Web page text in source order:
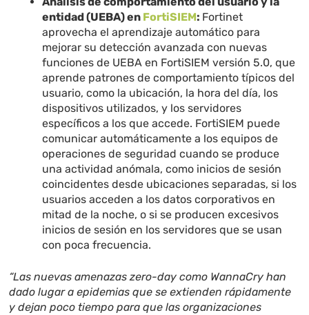
entidad (UEBA) en FortiSIEM: Fortinet
aprovecha el aprendizaje automático para
mejorar su detección avanzada con nuevas
funciones de UEBA en FortiSIEM versión 5.0, que
aprende patrones de comportamiento típicos del
usuario, como la ubicación, la hora del día, los
dispositivos utilizados, y los servidores
específicos a los que accede. FortiSIEM puede
comunicar automáticamente a los equipos de
operaciones de seguridad cuando se produce
una actividad anómala, como inicios de sesión
coincidentes desde ubicaciones separadas, si los
usuarios acceden a los datos corporativos en
mitad de la noche, o si se producen excesivos
inicios de sesión en los servidores que se usan
con poca frecuencia.
“Las nuevas amenazas zero-day como WannaCry han
dado lugar a epidemias que se extienden rápidamente
y dejan poco tiempo para que las organizaciones